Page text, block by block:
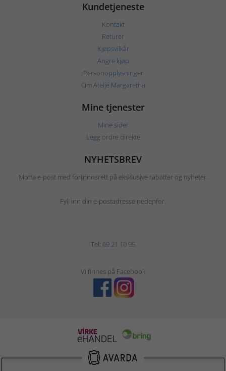
Kundetjeneste
Kontakt
Returer
Kjøpsvilkår
Angre kjøp
Personopplysninger
Om Ateljé Margaretha
Mine tjenester
Mine sider
Legg ordre direkte
NYHETSBREV
Motta e-post med fortrinnsrett på eksklusive rabatter og nyheter.
Fyll inn din e-postadresse nedenfor.
Tel: 69 21 10 95
Vi finnes på Facebook